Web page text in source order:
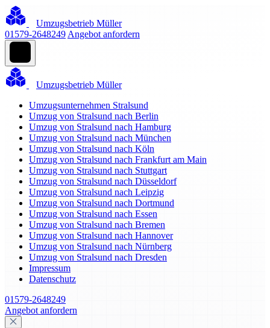
Umzugsbetrieb Müller
01579-2648249 Angebot anfordern
Umzugsbetrieb Müller
Umzugsunternehmen Stralsund
Umzug von Stralsund nach Berlin
Umzug von Stralsund nach Hamburg
Umzug von Stralsund nach München
Umzug von Stralsund nach Köln
Umzug von Stralsund nach Frankfurt am Main
Umzug von Stralsund nach Stuttgart
Umzug von Stralsund nach Düsseldorf
Umzug von Stralsund nach Leipzig
Umzug von Stralsund nach Dortmund
Umzug von Stralsund nach Essen
Umzug von Stralsund nach Bremen
Umzug von Stralsund nach Hannover
Umzug von Stralsund nach Nürnberg
Umzug von Stralsund nach Dresden
Impressum
Datenschutz
01579-2648249
Angebot anfordern